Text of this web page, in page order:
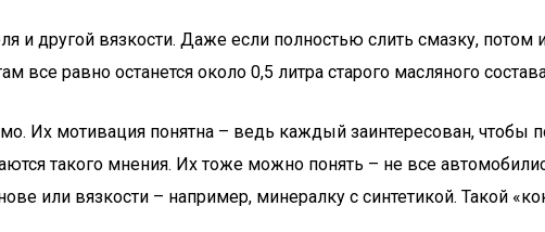
и другой вязкости. Даже если полностью слить смазку, потом
все равно останется около 0,5 литра старого масляного
Их мотивация понятна – ведь каждый заинтересован, чтобы
такого мнения. Их тоже можно понять – не все
или вязкости – например, минералку с синтетикой. Такой